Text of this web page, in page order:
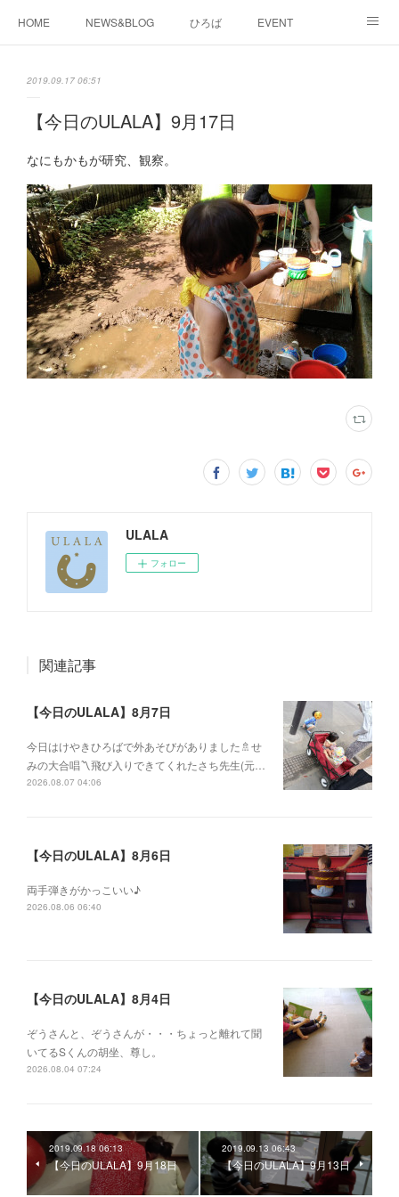
HOME NEWS&BLOG ひろば EVENT
2019.09.17 06:51
【今日のULALA】9月17日
なにもかもが研究、観察。
ULALA
フォロー
関連記事
【今日のULALA】8月7日
今日はけやきひろばで外あそびがありました🚿せ
みの大合唱〽飛び入りできてくれたさち先生(元…
2026.08.07 04:06
【今日のULALA】8月6日
両手弾きがかっこいい♪
2026.08.06 06:40
【今日のULALA】8月4日
ぞうさんと、ぞうさんが・・・ちょっと離れて聞
いてるSくんの胡坐、尊し。
2026.08.04 07:24
2019.09.18 06:13
【今日のULALA】9月18日
2019.09.13 06:43
【今日のULALA】9月13日